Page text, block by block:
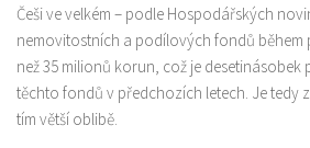
Češi ve velkém – podle Hospodářských
nemovitostních a podílových fondů během
než 35 milionů korun, což je
těchto fondů v předchozích letech. Je tedy
tím větší oblibě.